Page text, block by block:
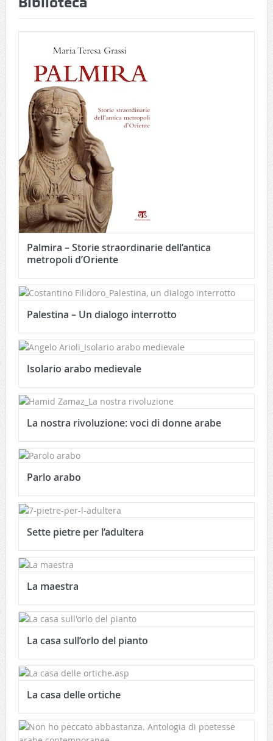
Palmira – Storie straordinarie dell’antica
metropoli d’Oriente
Palestina – Un dialogo interrotto
Isolario arabo medievale
La nostra rivoluzione: voci di donne arabe
Parlo arabo
Sette pietre per l’adultera
La maestra
La casa sull’orlo del pianto
La casa delle ortiche